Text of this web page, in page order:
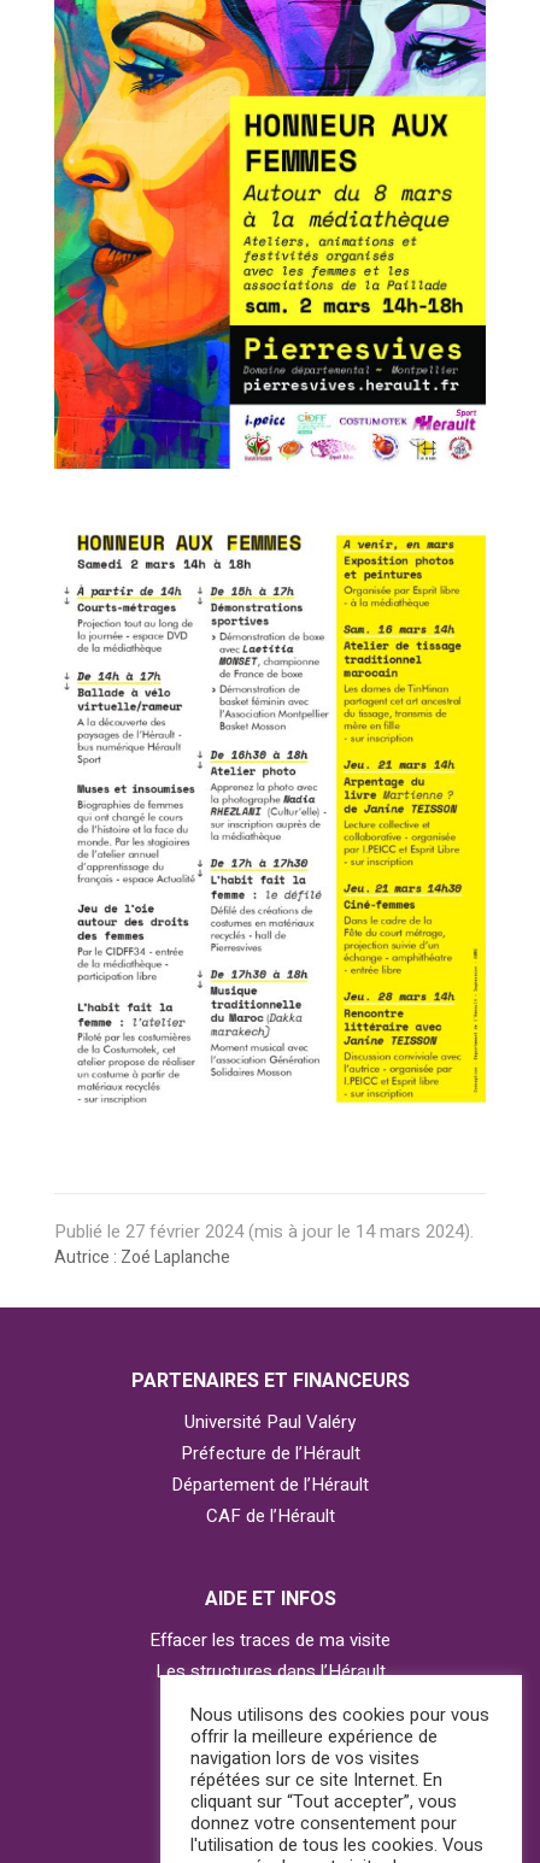
Publié le 27 février 2024(mis à jour le 14 mars 2024).
Autrice : Zoé Laplanche
PARTENAIRES ET FINANCEURS
Université Paul Valéry
Préfecture de l’Hérault
Département de l’Hérault
CAF de l’Hérault
AIDE ET INFOS
Effacer les traces de ma visite
Les structures dans l’Hérault
Contacter l’Observatoire
AGIR
J’ai besoin d’aide
Nous utilisons des cookies pour vous
offrir la meilleure expérience de
navigation lors de vos visites
répétées sur ce site Internet. En
cliquant sur “Tout accepter”, vous
donnez votre consentement pour
l'utilisation de tous les cookies. Vous